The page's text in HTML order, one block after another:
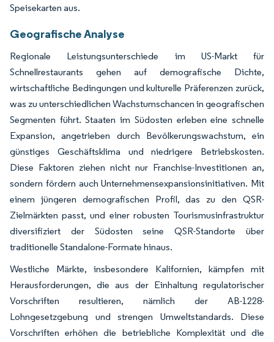
Speisekarten aus.
Geografische Analyse
Regionale Leistungsunterschiede im US-Markt für
Schnellrestaurants gehen auf demografische Dichte,
wirtschaftliche Bedingungen und kulturelle Präferenzen zurück,
was zu unterschiedlichen Wachstumschancen in geografischen
Segmenten führt. Staaten im Südosten erleben eine schnelle
Expansion, angetrieben durch Bevölkerungswachstum, ein
günstiges Geschäftsklima und niedrigere Betriebskosten.
Diese Faktoren ziehen nicht nur Franchise-Investitionen an,
sondern fördern auch Unternehmensexpansionsinitiativen. Mit
einem jüngeren demografischen Profil, das zu den QSR-
Zielmärkten passt, und einer robusten Tourismusinfrastruktur
diversifiziert der Südosten seine QSR-Standorte über
traditionelle Standalone-Formate hinaus.
Westliche Märkte, insbesondere Kalifornien, kämpfen mit
Herausforderungen, die aus der Einhaltung regulatorischer
Vorschriften resultieren, nämlich der AB-1228-
Lohngesetzgebung und strengen Umweltstandards. Diese
Vorschriften erhöhen die betriebliche Komplexität und die